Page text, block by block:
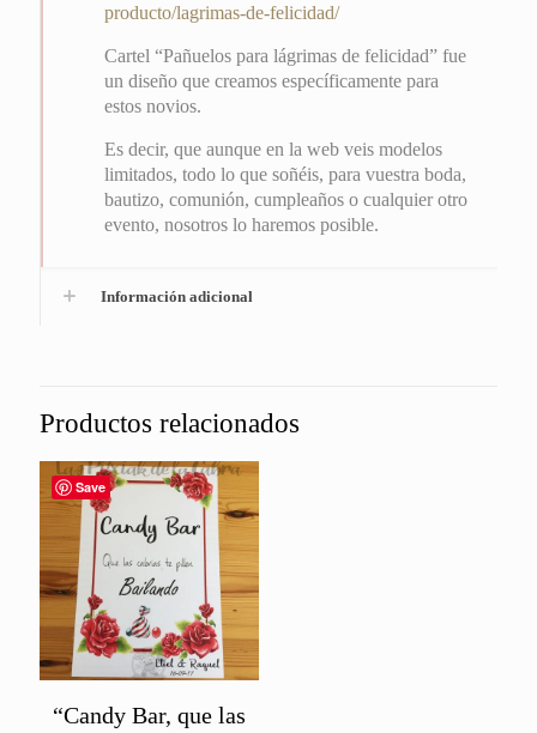
producto/lagrimas-de-felicidad/
Cartel “Pañuelos para lágrimas de felicidad” fue
un diseño que creamos específicamente para
estos novios.
Es decir, que aunque en la web veis modelos
limitados, todo lo que soñéis, para vuestra boda,
bautizo, comunión, cumpleaños o cualquier otro
evento, nosotros lo haremos posible.
Información adicional
Productos relacionados
Save
“Candy Bar, que las